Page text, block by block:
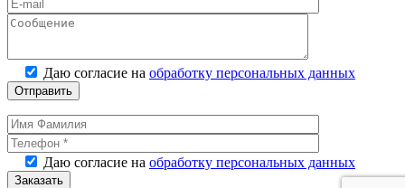
Даю согласие на обработку персональных данных
Даю согласие на обработку персональных данных